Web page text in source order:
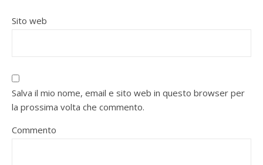
Sito web
Salva il mio nome, email e sito web in questo browser per
la prossima volta che commento.
Commento